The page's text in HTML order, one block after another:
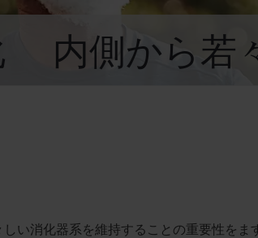
内側から若
い消化器系を維持することの重要性をま